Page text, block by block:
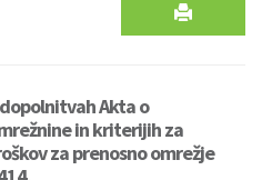
Akta o
in kriterijih za
za prenosno omrežje